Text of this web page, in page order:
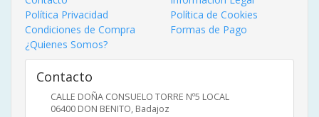
Política Privacidad
Política de Cookies
Condiciones de Compra
Formas de Pago
¿Quienes Somos?
Contacto
CALLE DOÑA CONSUELO TORRE Nº5 LOCAL
06400 DON BENITO, Badajoz